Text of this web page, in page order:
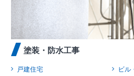
塗装・防水工事
戸建住宅
ビル